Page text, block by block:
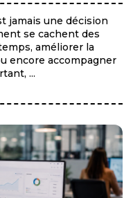
jamais une décision
se cachent des
améliorer la
encore accompagner
...